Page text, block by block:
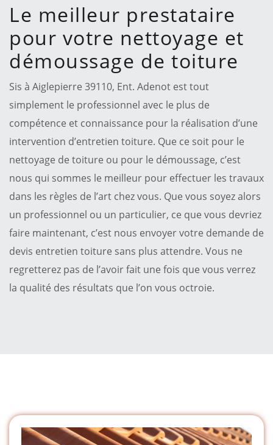
Le meilleur prestataire
pour votre nettoyage et
démoussage de toiture
Sis à Aiglepierre 39110, Ent. Adenot est tout
simplement le professionnel avec le plus de
compétence et connaissance pour la réalisation d’une
intervention d’entretien toiture. Que ce soit pour le
nettoyage de toiture ou pour le démoussage, c’est
nous qui sommes le meilleur pour effectuer les travaux
dans les règles de l’art chez vous. Que vous soyez alors
un professionnel ou un particulier, ce que vous devriez
faire maintenant, c’est nous envoyer votre demande de
devis entretien toiture sans plus attendre. Vous ne
regretterez pas de l’avoir fait une fois que vous verrez
la qualité des résultats que l’on vous octroie.